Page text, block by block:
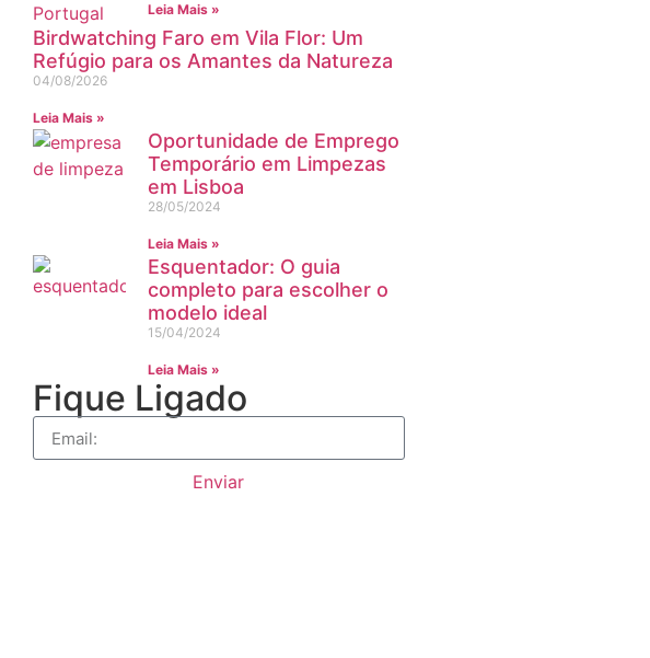
Leia Mais »
Birdwatching Faro em Vila Flor: Um
Refúgio para os Amantes da Natureza
04/08/2026
Leia Mais »
Oportunidade de Emprego
Temporário em Limpezas
em Lisboa
28/05/2024
Leia Mais »
Esquentador: O guia
completo para escolher o
modelo ideal
15/04/2024
Leia Mais »
Fique Ligado
Enviar